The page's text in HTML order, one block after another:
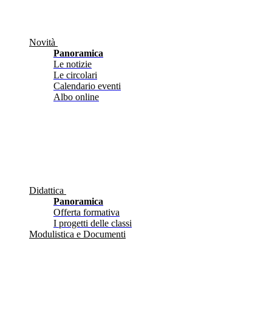
Novità
Panoramica
Le notizie
Le circolari
Calendario eventi
Albo online
Didattica
Panoramica
Offerta formativa
I progetti delle classi
Modulistica e Documenti